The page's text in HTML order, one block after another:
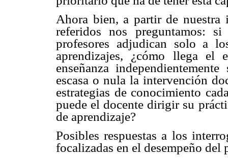
Ahora bien, a partir de
referidos nos preguntamos:
profesores adjudican solo a
aprendizajes, ¿cómo llega el
enseñanza
escasa o nula la intervención
estrategias de conocimiento
puede el docente dirigir su
de aprendizaje?
Posibles respuestas a los
focalizadas en el desempeño